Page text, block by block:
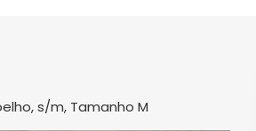
s/m, Tamanho M